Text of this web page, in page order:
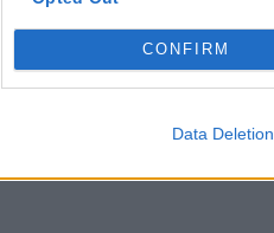
CONFIRM
Data Deletion